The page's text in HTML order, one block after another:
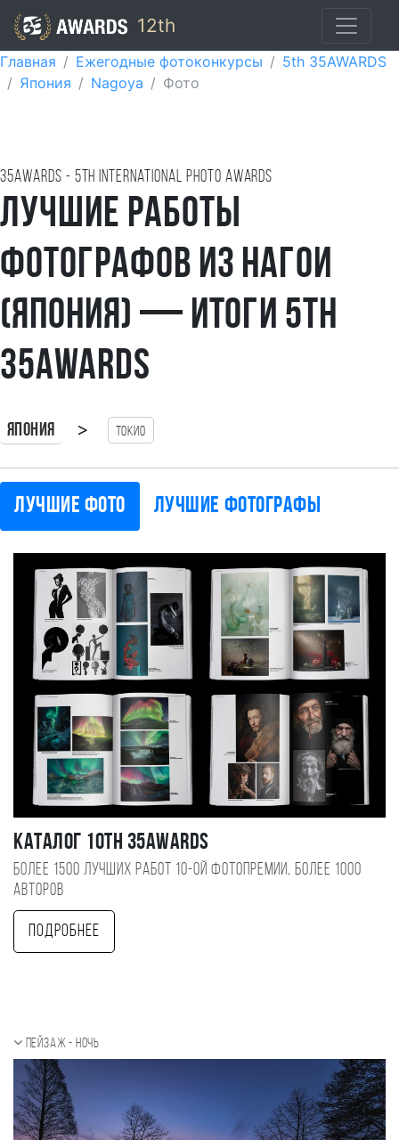
12th
Главная Ежегодные фотоконкурсы
5th 35AWARDS
Япония
Nagoya Фото
35AWARDS - 5TH international photo awards
Лучшие работы
фотографов из Нагои
(Япония) — итоги 5th
35AWARDS
Япония > Токио
Лучшие фото Лучшие фотографы
Каталог 10TH 35AWARDS
Более 1500 лучших работ 10-ой фотопремии, более 1000
авторов
Подробнее
Пейзаж - ночь